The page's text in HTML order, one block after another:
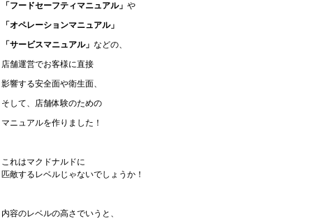
「フードセーフティマニュアル」 や
「オペレーションマニュアル」
「サービスマニュアル」 などの、
店舗運営でお客様に直接
影響する安全面や衛生面、
そして、店舗体験のための
マニュアルを作りました！
これはマクドナルドに
匹敵するレベルじゃないでしょうか！
内容のレベルの高さでいうと、